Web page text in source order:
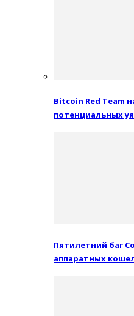
Bitcoin Red Team
потенциальных
Пятилетний баг
аппаратных